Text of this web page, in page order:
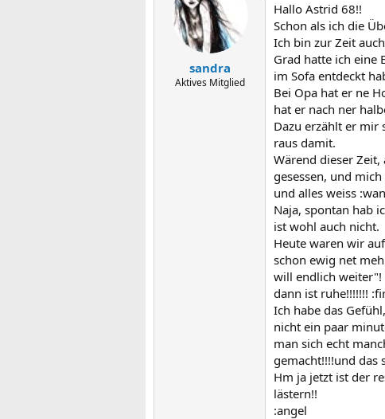
sandra
Aktives Mitglied
Hallo Astrid 68!!
Schon als ich die
Ich bin zur Zeit
Grad hatte ich eine
im Sofa entdeckt
Bei Opa hat er ne
hat er nach ner
Dazu erzählt er mir
raus damit.
Wärend dieser
gesessen, und
und alles weiss
Naja, spontan hab
ist wohl auch nicht.
Heute waren wir
schon ewig net
will endlich weiter"!
dann ist ruhe!!!!!!!
Ich habe das
nicht ein paar
man sich echt
gemacht!!!!und das
Hm ja jetzt ist der
lästern!!
:angel